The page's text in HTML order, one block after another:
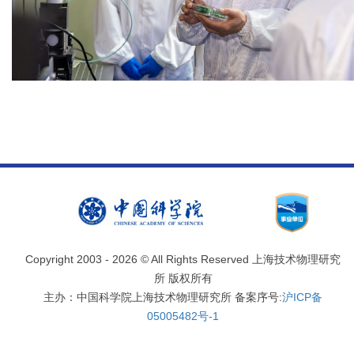
Copyright 2003 - 2026 © All Rights Reserved 上海技术物理研究
所 版权所有
主办：中国科学院上海技术物理研究所 备案序号:沪ICP备
05005482号-1